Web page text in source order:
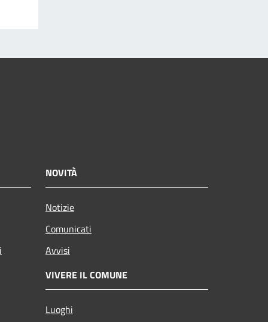
NOVITÀ
Notizie
Comunicati
Avvisi
VIVERE IL COMUNE
Luoghi